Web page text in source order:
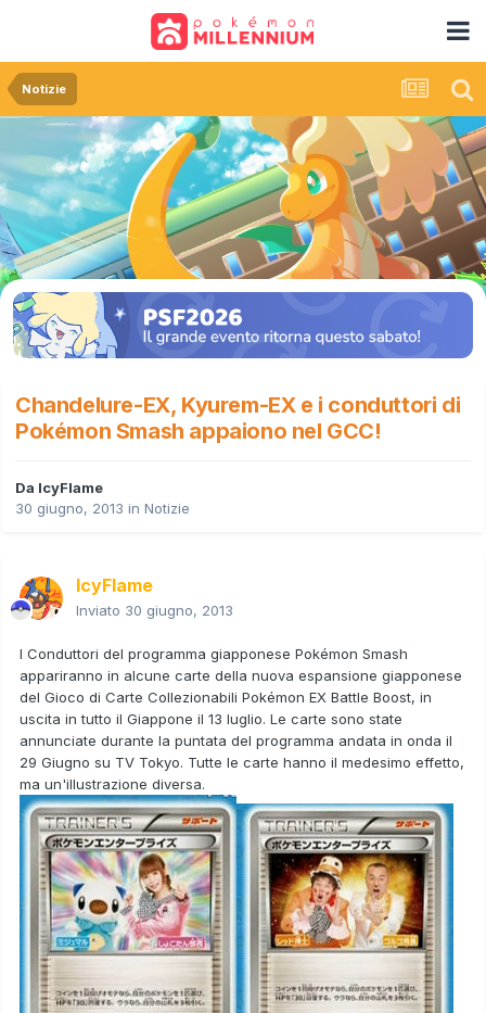
Notizie
Chandelure-EX, Kyurem-EX e i conduttori di
Pokémon Smash appaiono nel GCC!
Da IcyFlame
30 giugno, 2013 in Notizie
IcyFlame
Inviato 30 giugno, 2013
I Conduttori del programma giapponese Pokémon Smash
appariranno in alcune carte della nuova espansione giapponese
del Gioco di Carte Collezionabili Pokémon EX Battle Boost, in
uscita in tutto il Giappone il 13 luglio. Le carte sono state
annunciate durante la puntata del programma andata in onda il
29 Giugno su TV Tokyo. Tutte le carte hanno il medesimo effetto,
ma un'illustrazione diversa.